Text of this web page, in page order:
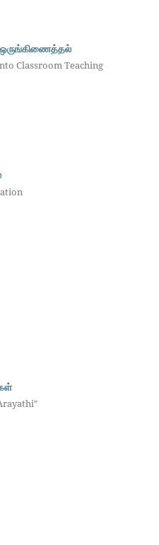
ஒருங்கிணைத்தல்
Classroom Teaching